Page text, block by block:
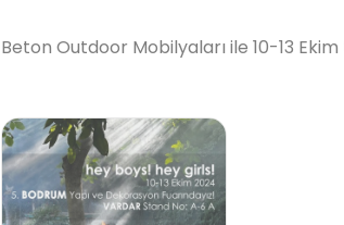
Beton Outdoor Mobilyaları ile 10-13